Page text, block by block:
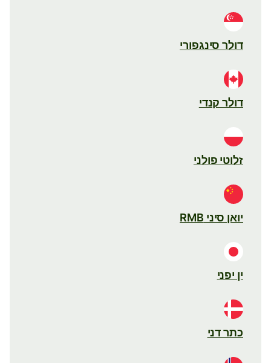
דולר סינגפורי
דולר קנדי
זלוטי פולני
יואן סיני RMB
ין יפני
כתר דני